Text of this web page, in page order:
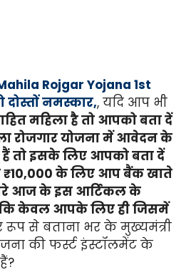
Rojgar Yojana 1st
नमस्कार,, यदि आप भी
महिला है तो आपको बता दें
रोजगार योजना में आवेदन के
हैं तो इसके लिए आपको बता दें
₹10,000 के लिए आप बैंक खाते
आज के इस आर्टिकल के
केवल आपके लिए ही जिसमें
रूप से बताना भर के मुख्यमंत्री
की फर्स्ट इंस्टॉलमेंट के